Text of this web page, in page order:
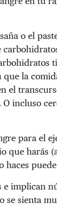
o el
la
el
incluso
para el
que harás
e implican
se sienta